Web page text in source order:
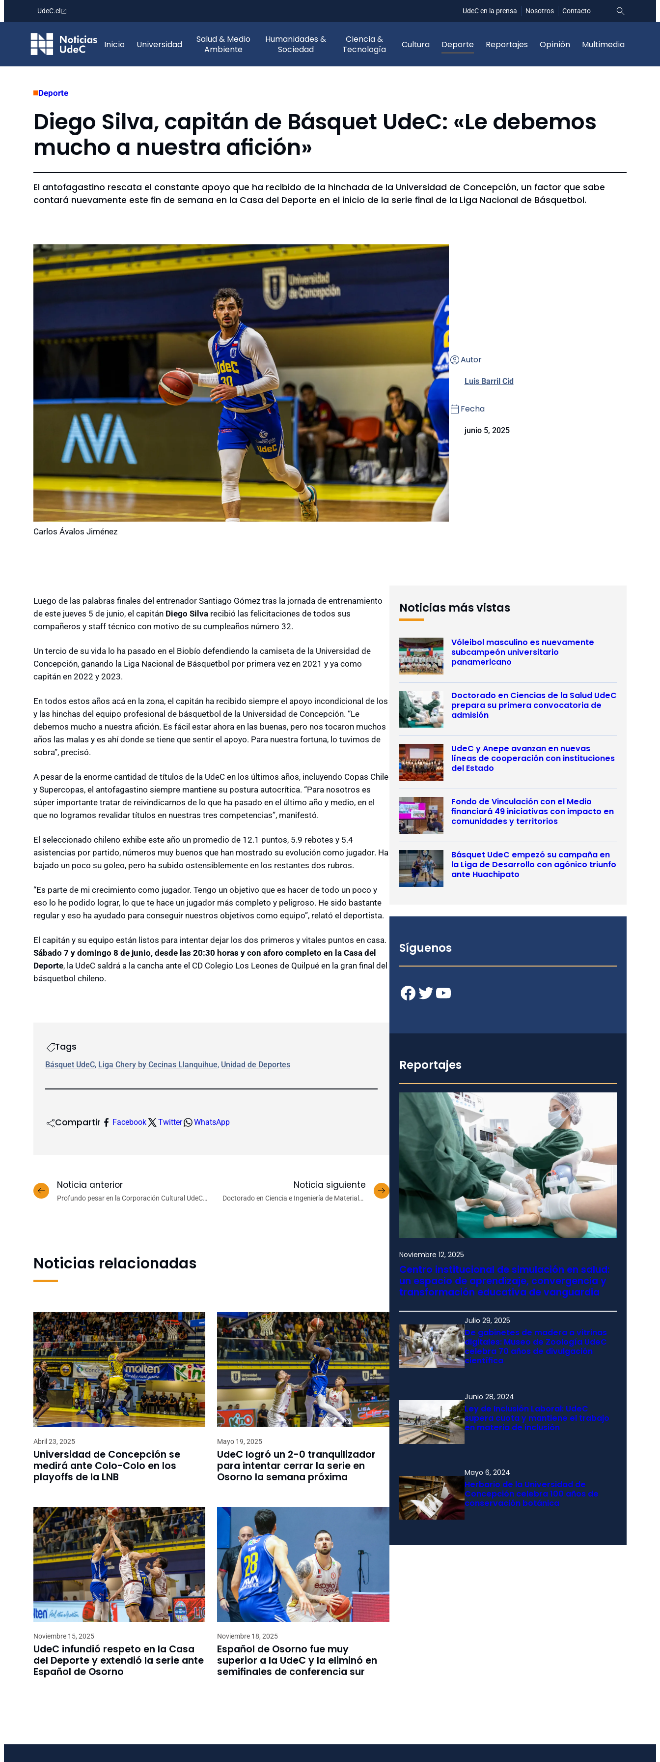
contenido
UdeC.cl UdeC en la prensa Nosotros Contacto
Inicio Universidad
Salud & Medio
Ambiente
Humanidades &
Sociedad
Ciencia &
Tecnología
Cultura Deporte Reportajes Opinión Multimedia
Deporte
Diego Silva, capitán de Básquet UdeC: «Le debemos
mucho a nuestra afición»
El antofagastino rescata el constante apoyo que ha recibido de la hinchada de la Universidad de Concepción, un factor que sabe
contará nuevamente este fin de semana en la Casa del Deporte en el inicio de la serie final de la Liga Nacional de Básquetbol.
Carlos Ávalos Jiménez
Autor
Luis Barril Cid
Fecha
junio 5, 2025
Luego de las palabras finales del entrenador Santiago Gómez tras la jornada de entrenamiento
de este jueves 5 de junio, el capitán Diego Silva recibió las felicitaciones de todos sus
compañeros y staff técnico con motivo de su cumpleaños número 32.
Un tercio de su vida lo ha pasado en el Biobío defendiendo la camiseta de la Universidad de
Concepción, ganando la Liga Nacional de Básquetbol por primera vez en 2021 y ya como
capitán en 2022 y 2023.
En todos estos años acá en la zona, el capitán ha recibido siempre el apoyo incondicional de los
y las hinchas del equipo profesional de básquetbol de la Universidad de Concepción. “Le
debemos mucho a nuestra afición. Es fácil estar ahora en las buenas, pero nos tocaron muchos
años las malas y es ahí donde se tiene que sentir el apoyo. Para nuestra fortuna, lo tuvimos de
sobra”, precisó.
A pesar de la enorme cantidad de títulos de la UdeC en los últimos años, incluyendo Copas Chile
y Supercopas, el antofagastino siempre mantiene su postura autocrítica. “Para nosotros es
súper importante tratar de reivindicarnos de lo que ha pasado en el último año y medio, en el
que no logramos revalidar títulos en nuestras tres competencias”, manifestó.
El seleccionado chileno exhibe este año un promedio de 12.1 puntos, 5.9 rebotes y 5.4
asistencias por partido, números muy buenos que han mostrado su evolución como jugador. Ha
bajado un poco su goleo, pero ha subido ostensiblemente en los restantes dos rubros.
“Es parte de mi crecimiento como jugador. Tengo un objetivo que es hacer de todo un poco y
eso lo he podido lograr, lo que te hace un jugador más completo y peligroso. He sido bastante
regular y eso ha ayudado para conseguir nuestros objetivos como equipo”, relató el deportista.
El capitán y su equipo están listos para intentar dejar los dos primeros y vitales puntos en casa.
Sábado 7 y domingo 8 de junio, desde las 20:30 horas y con aforo completo en la Casa del
Deporte, la UdeC saldrá a la cancha ante el CD Colegio Los Leones de Quilpué en la gran final del
básquetbol chileno.
Tags
Básquet UdeC, Liga Chery by Cecinas Llanquihue, Unidad de Deportes
Compartir Facebook Twitter WhatsApp
Noticia anterior
Profundo pesar en la Corporación Cultural UdeC
Noticia siguiente
Doctorado en Ciencia e Ingeniería de Materiales
Noticias relacionadas
Abril 23, 2025
Universidad de Concepción se
medirá ante Colo-Colo en los
playoffs de la LNB
Mayo 19, 2025
UdeC logró un 2-0 tranquilizador
para intentar cerrar la serie en
Osorno la semana próxima
Noviembre 15, 2025
UdeC infundió respeto en la Casa
del Deporte y extendió la serie ante
Español de Osorno
Noviembre 18, 2025
Español de Osorno fue muy
superior a la UdeC y la eliminó en
semifinales de conferencia sur
Noticias más vistas
Vóleibol masculino es nuevamente
subcampeón universitario
panamericano
Doctorado en Ciencias de la Salud UdeC
prepara su primera convocatoria de
admisión
UdeC y Anepe avanzan en nuevas
líneas de cooperación con instituciones
del Estado
Fondo de Vinculación con el Medio
financiará 49 iniciativas con impacto en
comunidades y territorios
Básquet UdeC empezó su campaña en
la Liga de Desarrollo con agónico triunfo
ante Huachipato
Síguenos
Facebook Twitter YouTube
Reportajes
Noviembre 12, 2025
Centro institucional de simulación en salud:
un espacio de aprendizaje, convergencia y
transformación educativa de vanguardia
Julio 29, 2025
De gabinetes de madera a vitrinas
digitales: Museo de Zoología UdeC
celebra 70 años de divulgación
científica
Junio 28, 2024
Ley de Inclusión Laboral: UdeC
supera cuota y mantiene el trabajo
en materia de inclusión
Mayo 6, 2024
Herbario de la Universidad de
Concepción celebra 100 años de
conservación botánica